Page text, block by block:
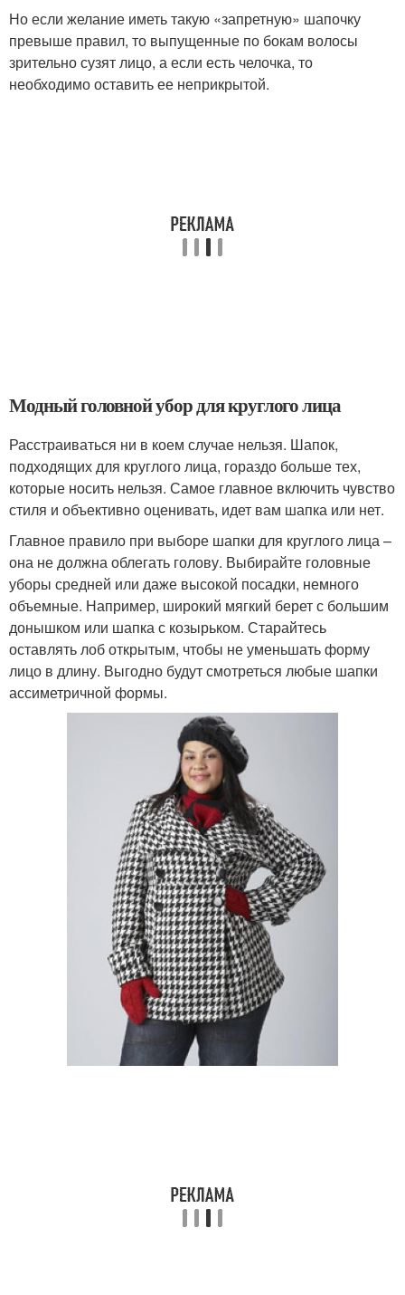
Но если желание иметь такую «запретную» шапочку
превыше правил, то выпущенные по бокам волосы
зрительно сузят лицо, а если есть челочка, то
необходимо оставить ее неприкрытой.
Модный головной убор для круглого лица
Расстраиваться ни в коем случае нельзя. Шапок,
подходящих для круглого лица, гораздо больше тех,
которые носить нельзя. Самое главное включить чувство
стиля и объективно оценивать, идет вам шапка или нет.
Главное правило при выборе шапки для круглого лица –
она не должна облегать голову. Выбирайте головные
уборы средней или даже высокой посадки, немного
объемные. Например, широкий мягкий берет с большим
донышком или шапка с козырьком. Старайтесь
оставлять лоб открытым, чтобы не уменьшать форму
лицо в длину. Выгодно будут смотреться любые шапки
ассиметричной формы.